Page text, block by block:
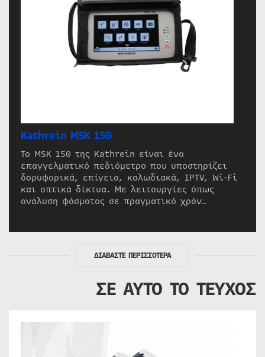
Kathrein MSK 150
Το MSK 150 της Kathrein είναι ένα
επαγγελματικό πεδιόμετρο που υποστηρίζει
δορυφορικά, επίγεια, καλωδιακά, IPTV, Wi-Fi
και οπτικά δίκτυα. Με λειτουργίες όπως
ανάλυση φάσματος σε πραγματικό χρόν…
ΔΙΑΒΑΣΤΕ ΠΕΡΙΣΣΟΤΕΡΑ
ΣΕ ΑΥΤΟ ΤΟ ΤΕΥΧΟΣ